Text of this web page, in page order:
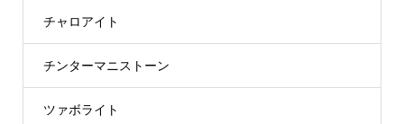
チャロアイト
チンターマニストーン
ツァボライト